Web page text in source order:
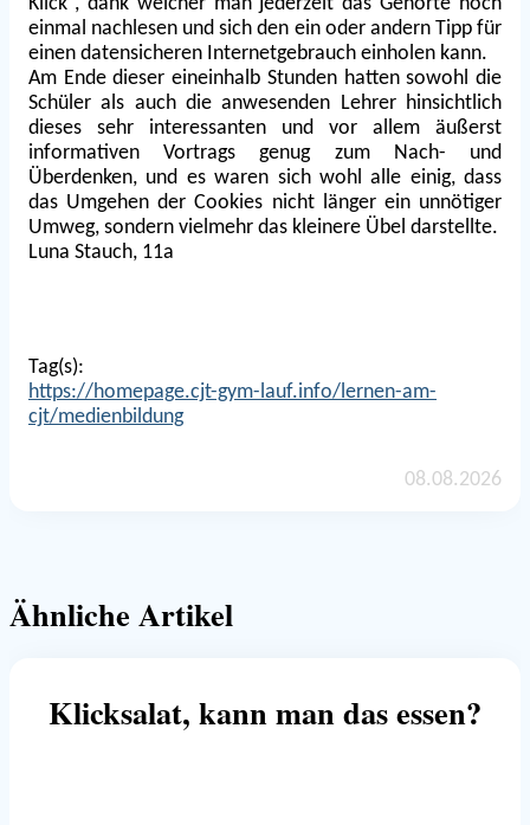
Klick“, dank welcher man jederzeit das Gehörte noch
einmal nachlesen und sich den ein oder andern Tipp für
einen datensicheren Internetgebrauch einholen kann.
Am Ende dieser eineinhalb Stunden hatten sowohl die
Schüler als auch die anwesenden Lehrer hinsichtlich
dieses sehr interessanten und vor allem äußerst
informativen Vortrags genug zum Nach- und
Überdenken, und es waren sich wohl alle einig, dass
das Umgehen der Cookies nicht länger ein unnötiger
Umweg, sondern vielmehr das kleinere Übel darstellte.
Luna Stauch, 11a
08.08.2026
Tag(s):
https://homepage.cjt-gym-lauf.info/lernen-am-
cjt/medienbildung
Ähnliche Artikel
Klicksalat, kann man das essen?